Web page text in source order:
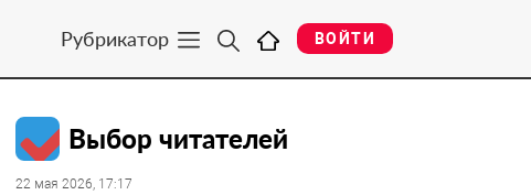
Рубрикатор ВОЙТИ
Выбор читателей
22 мая 2026, 17:17